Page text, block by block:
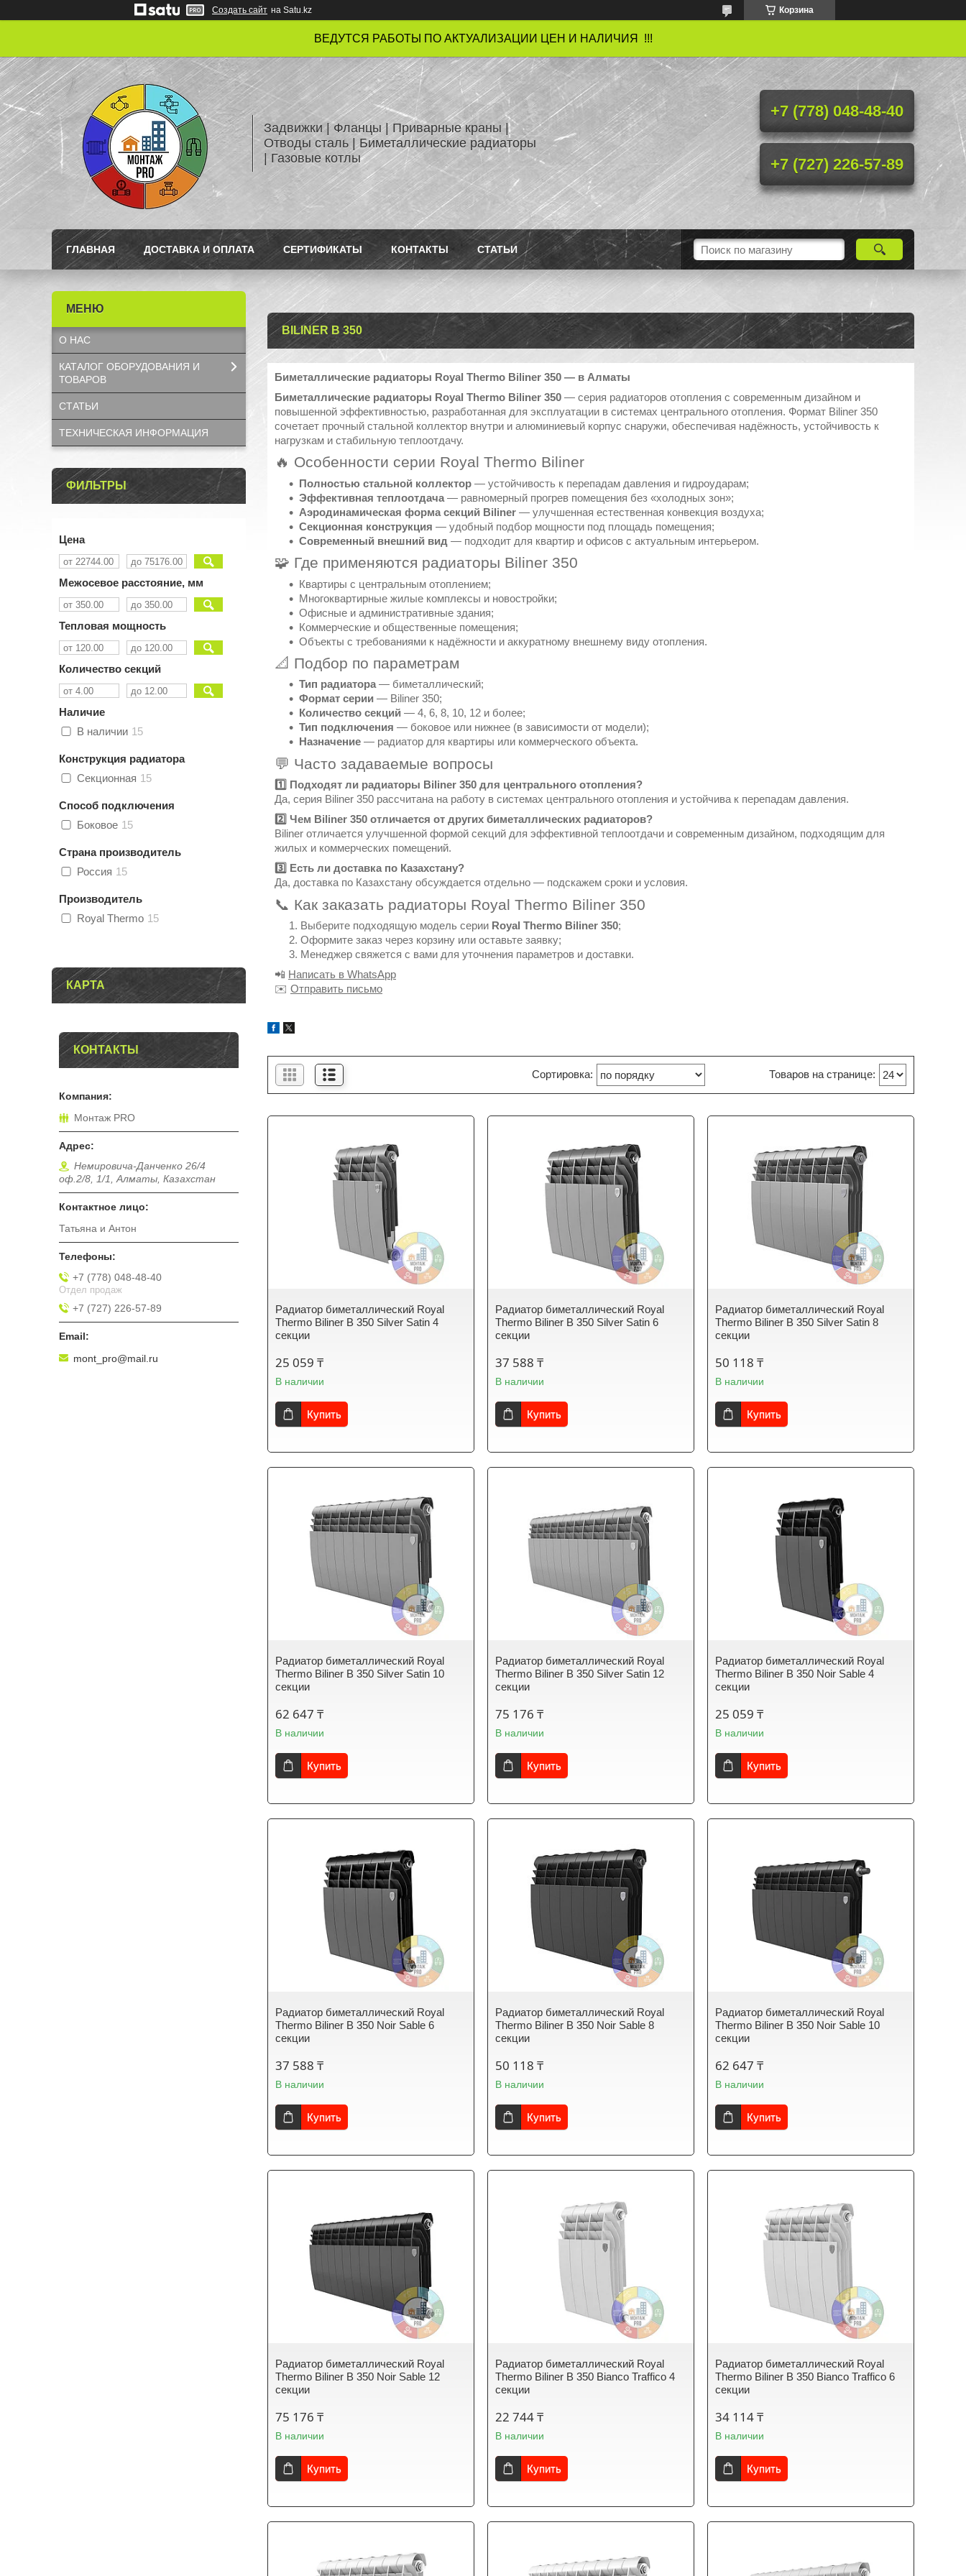
Создать сайт на Satu.kz Корзина
ВЕДУТСЯ РАБОТЫ ПО АКТУАЛИЗАЦИИ ЦЕН И НАЛИЧИЯ !!!
Задвижки | Фланцы | Приварные краны |
Отводы сталь | Биметаллические радиаторы
| Газовые котлы
+7 (778) 048-48-40
+7 (727) 226-57-89
ГЛАВНАЯ ДОСТАВКА И ОПЛАТА СЕРТИФИКАТЫ КОНТАКТЫ СТАТЬИ
BILINER B 350
Биметаллические радиаторы Royal Thermo Biliner 350 — в Алматы
Биметаллические радиаторы Royal Thermo Biliner 350 — серия радиаторов отопления с современным дизайном и
повышенной эффективностью, разработанная для эксплуатации в системах центрального отопления. Формат Biliner 350
сочетает прочный стальной коллектор внутри и алюминиевый корпус снаружи, обеспечивая надёжность, устойчивость к
нагрузкам и стабильную теплоотдачу.
🔥 Особенности серии Royal Thermo Biliner
Полностью стальной коллектор — устойчивость к перепадам давления и гидроударам;
Эффективная теплоотдача — равномерный прогрев помещения без «холодных зон»;
Аэродинамическая форма секций Biliner — улучшенная естественная конвекция воздуха;
Секционная конструкция — удобный подбор мощности под площадь помещения;
Современный внешний вид — подходит для квартир и офисов с актуальным интерьером.
🧩 Где применяются радиаторы Biliner 350
Квартиры с центральным отоплением;
Многоквартирные жилые комплексы и новостройки;
Офисные и административные здания;
Коммерческие и общественные помещения;
Объекты с требованиями к надёжности и аккуратному внешнему виду отопления.
📐 Подбор по параметрам
Тип радиатора — биметаллический;
Формат серии — Biliner 350;
Количество секций — 4, 6, 8, 10, 12 и более;
Тип подключения — боковое или нижнее (в зависимости от модели);
Назначение — радиатор для квартиры или коммерческого объекта.
💬 Часто задаваемые вопросы
1️⃣ Подходят ли радиаторы Biliner 350 для центрального отопления?
Да, серия Biliner 350 рассчитана на работу в системах центрального отопления и устойчива к перепадам давления.
2️⃣ Чем Biliner 350 отличается от других биметаллических радиаторов?
Biliner отличается улучшенной формой секций для эффективной теплоотдачи и современным дизайном, подходящим для
жилых и коммерческих помещений.
3️⃣ Есть ли доставка по Казахстану?
Да, доставка по Казахстану обсуждается отдельно — подскажем сроки и условия.
📞 Как заказать радиаторы Royal Thermo Biliner 350
Выберите подходящую модель серии Royal Thermo Biliner 350;
Оформите заказ через корзину или оставьте заявку;
Менеджер свяжется с вами для уточнения параметров и доставки.
📲 Написать в WhatsApp
✉️ Отправить письмо
Радиатор биметаллический Royal
Thermo Biliner B 350 Silver Satin 4
секции
25 059 ₸
В наличии
Купить
Радиатор биметаллический Royal
Thermo Biliner B 350 Silver Satin 6
секции
37 588 ₸
В наличии
Купить
Радиатор биметаллический Royal
Thermo Biliner B 350 Silver Satin 8
секции
50 118 ₸
В наличии
Купить
Радиатор биметаллический Royal
Thermo Biliner B 350 Silver Satin 10
секции
62 647 ₸
В наличии
Купить
Радиатор биметаллический Royal
Thermo Biliner B 350 Silver Satin 12
секции
75 176 ₸
В наличии
Купить
Радиатор биметаллический Royal
Thermo Biliner B 350 Noir Sable 4
секции
25 059 ₸
В наличии
Купить
Радиатор биметаллический Royal
Thermo Biliner B 350 Noir Sable 6
секции
37 588 ₸
В наличии
Купить
Радиатор биметаллический Royal
Thermo Biliner B 350 Noir Sable 8
секции
50 118 ₸
В наличии
Купить
Радиатор биметаллический Royal
Thermo Biliner B 350 Noir Sable 10
секции
62 647 ₸
В наличии
Купить
Радиатор биметаллический Royal
Thermo Biliner B 350 Noir Sable 12
секции
75 176 ₸
В наличии
Купить
Радиатор биметаллический Royal
Thermo Biliner B 350 Bianco Traffico 4
секции
22 744 ₸
В наличии
Купить
Радиатор биметаллический Royal
Thermo Biliner B 350 Bianco Traffico 6
секции
34 114 ₸
В наличии
Купить
О НАС
КАТАЛОГ OБОРУДОВАНИЯ И
ТОВАРОВ
СТАТЬИ
ТЕХНИЧЕСКАЯ ИНФОРМАЦИЯ
ФИЛЬТРЫ
Цена
Межосевое расстояние, мм
Тепловая мощность
Количество секций
Наличие
В наличии 15
Конструкция радиатора
Секционная 15
Способ подключения
Боковое 15
Страна производитель
Россия 15
Производитель
Royal Thermo 15
КАРТА
КОНТАКТЫ
Монтаж PRO
Немировича-Данченко 26/4
оф.2/8, 1/1, Алматы, Казахстан
Татьяна и Антон
+7 (778) 048-48-40
Отдел продаж
+7 (727) 226-57-89
mont_pro@mail.ru